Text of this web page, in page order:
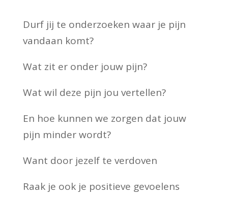
Durf jij te onderzoeken waar je pijn
vandaan komt?
Wat zit er onder jouw pijn?
Wat wil deze pijn jou vertellen?
En hoe kunnen we zorgen dat jouw
pijn minder wordt?
Want door jezelf te verdoven
Raak je ook je positieve gevoelens